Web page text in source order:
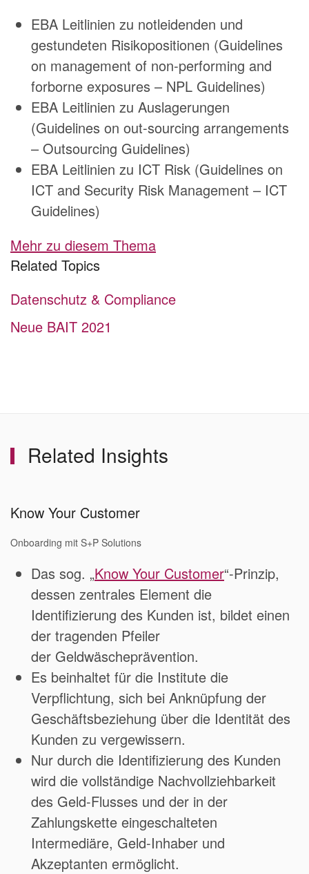
EBA Leitlinien zu notleidenden und
gestundeten Risikopositionen (Guidelines
on management of non-performing and
forborne exposures – NPL Guidelines)
EBA Leitlinien zu Auslagerungen
(Guidelines on out-sourcing arrangements
– Outsourcing Guidelines)
EBA Leitlinien zu ICT Risk (Guidelines on
ICT and Security Risk Management – ICT
Guidelines)
Mehr zu diesem Thema
Related Topics
Datenschutz & Compliance
Neue BAIT 2021
Related Insights
Know Your Customer
Onboarding mit S+P Solutions
Das sog. „Know Your Customer“-Prinzip,
dessen zentrales Element die
Identifizierung des Kunden ist, bildet einen
der tragenden Pfeiler
der Geldwäscheprävention.
Es beinhaltet für die Institute die
Verpflichtung, sich bei Anknüpfung der
Geschäftsbeziehung über die Identität des
Kunden zu vergewissern.
Nur durch die Identifizierung des Kunden
wird die vollständige Nachvollziehbarkeit
des Geld-Flusses und der in der
Zahlungskette eingeschalteten
Intermediäre, Geld-Inhaber und
Akzeptanten ermöglicht.